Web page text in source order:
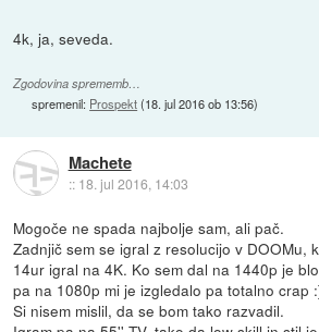
4k, ja, seveda.
Zgodovina sprememb…
spremenil: Prospekt(18. jul 2016 ob 13:56)
Machete
:: 18. jul 2016, 14:03
Mogoče ne spada najbolje sam, ali pač.
Zadnjič sem se igral z resolucijo v DOOMu,
14ur igral na 4K. Ko sem dal na 1440p je
pa na 1080p mi je izgledalo pa totalno crap
Si nisem mislil, da se bom tako razvadil.